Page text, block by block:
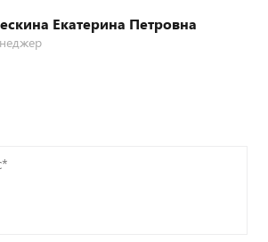
Екатерина Петровна